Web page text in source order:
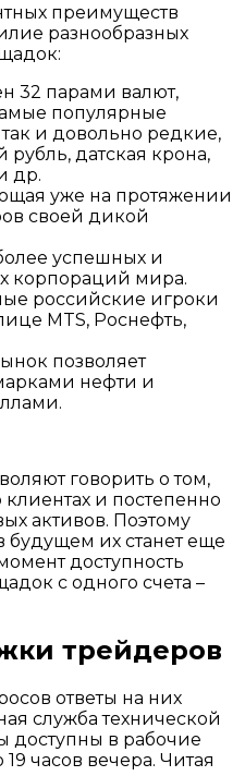
преимуществ
разнообразных
32 парами валют,
популярные
и довольно редкие,
датская крона,
др.
уже на протяжении
своей дикой
успешных и
корпораций мира.
российские игроки
MTS, Роснефть,
позволяет
нефти и
говорить о том,
клиентах и постепенно
активов. Поэтому
будущем их станет еще
доступность
с одного счета –
трейдеров
ответы на них
служба технической
доступны в рабочие
часов вечера. Читая